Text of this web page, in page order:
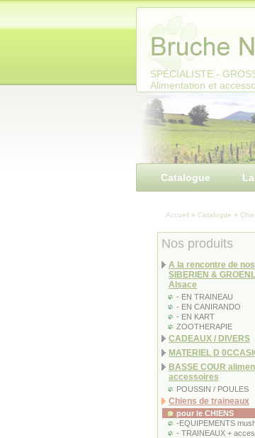
SPÉCIALISTE -
Alimentation et
Catalogue
Accueil » Catalogue »
Nos produits
A la rencontre de
SIBERIEN &
Alsace
- EN TRAINEAU
- EN CANIRANDO
- EN KART
ZOOTHERAPIE
CADEAUX / DIVERS
MATERIEL D
BASSE COUR
accessoires
POUSSIN / POULES
Chiens de traineaux
pour le CHIENS
-EQUIPEMENTS
- TRAINEAUX +
Panneau de gestion des cookies